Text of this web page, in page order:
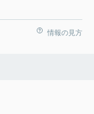
情報の見方